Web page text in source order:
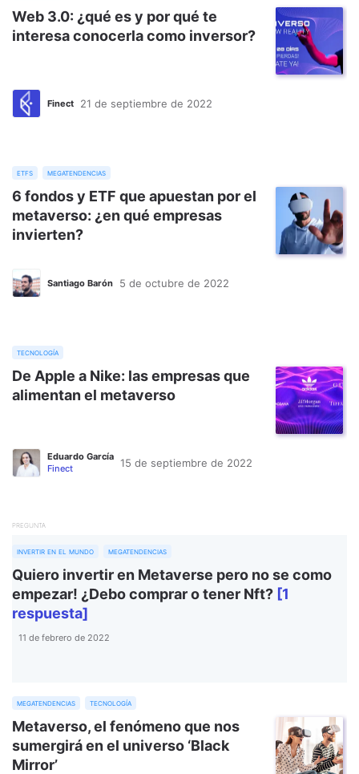
Web 3.0: ¿qué es y por qué te
interesa conocerla como inversor?
Finect 21 de septiembre de 2022
etfs megatendencias
6 fondos y ETF que apuestan por el
metaverso: ¿en qué empresas
invierten?
Santiago Barón 5 de octubre de 2022
tecnología
De Apple a Nike: las empresas que
alimentan el metaverso
Eduardo García
Finect
15 de septiembre de 2022
PREGUNTA
invertir en el mundo megatendencias
Quiero invertir en Metaverse pero no se como
empezar! ¿Debo comprar o tener Nft? [1
respuesta]
11 de febrero de 2022
megatendencias tecnología
Metaverso, el fenómeno que nos
sumergirá en el universo ‘Black
Mirror’